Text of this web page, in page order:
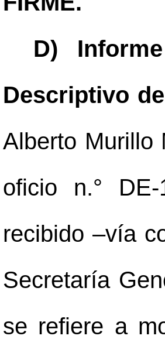
D)
Descriptivo
Alberto Murillo
oficio n.°
recibido –vía
Secretaría
se refiere a